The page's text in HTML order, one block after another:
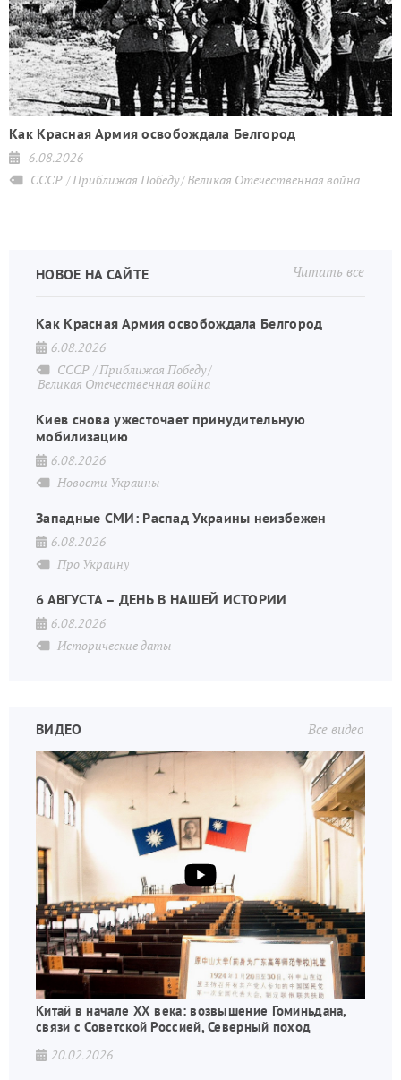
Как Красная Армия освобождала Белгород
6.08.2026
СССР Приближая Победу Великая Отечественная война
Читать все
НОВОЕ НА САЙТЕ
Как Красная Армия освобождала Белгород
6.08.2026
СССР Приближая Победу
Великая Отечественная война
Киев снова ужесточает принудительную
мобилизацию
6.08.2026
Новости Украины
Западные СМИ: Распад Украины неизбежен
6.08.2026
Про Украину
6 АВГУСТА – ДЕНЬ В НАШЕЙ ИСТОРИИ
6.08.2026
Исторические даты
Все видео
ВИДЕО
Китай в начале XX века: возвышение Гоминьдана,
связи с Советской Россией, Северный поход
20.02.2026